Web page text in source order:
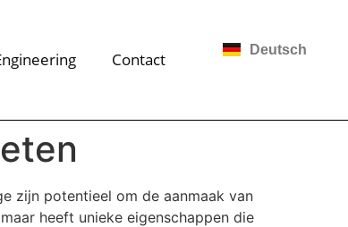
Deutsch
Contact
zijn potentieel om de aanmaak van
heeft unieke eigenschappen die